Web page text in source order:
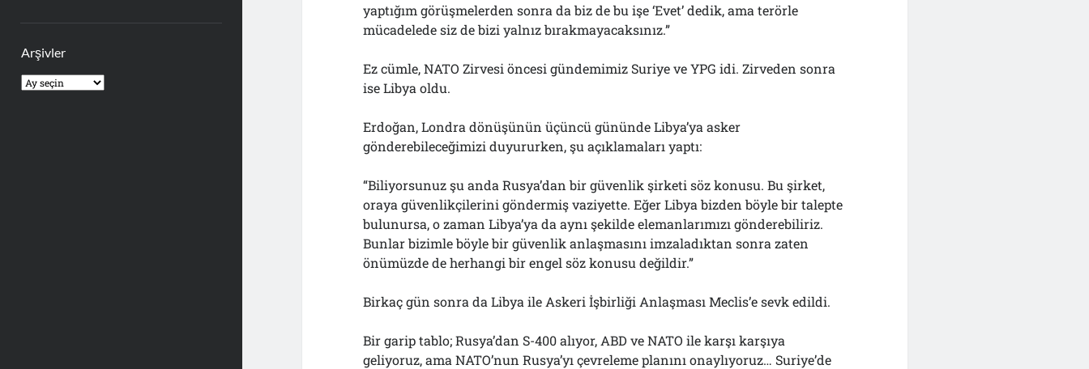
Arşivler
Arşivler
yaptığım görüşmelerden sonra da biz de bu işe ‘Evet’ dedik, ama terörle
mücadelede siz de bizi yalnız bırakmayacaksınız.”
Ez cümle, NATO Zirvesi öncesi gündemimiz Suriye ve YPG idi. Zirveden sonra
ise Libya oldu.
Erdoğan, Londra dönüşünün üçüncü gününde Libya’ya asker
gönderebileceğimizi duyururken, şu açıklamaları yaptı:
“Biliyorsunuz şu anda Rusya’dan bir güvenlik şirketi söz konusu. Bu şirket,
oraya güvenlikçilerini göndermiş vaziyette. Eğer Libya bizden böyle bir talepte
bulunursa, o zaman Libya’ya da aynı şekilde elemanlarımızı gönderebiliriz.
Bunlar bizimle böyle bir güvenlik anlaşmasını imzaladıktan sonra zaten
önümüzde de herhangi bir engel söz konusu değildir.”
Birkaç gün sonra da Libya ile Askeri İşbirliği Anlaşması Meclis’e sevk edildi.
Bir garip tablo; Rusya’dan S-400 alıyor, ABD ve NATO ile karşı karşıya
geliyoruz, ama NATO’nun Rusya’yı çevreleme planını onaylıyoruz… Suriye’de